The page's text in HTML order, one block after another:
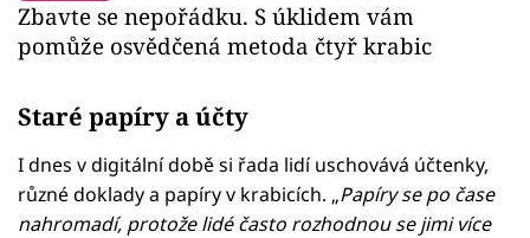
Zbavte se nepořádku. S úklidem vám
pomůže osvědčená metoda čtyř krabic
Staré papíry a účty
I dnes v digitální době si řada lidí uschovává účtenky,
různé doklady a papíry v krabicích. „Papíry se po čase
nahromadí, protože lidé často rozhodnou se jimi více